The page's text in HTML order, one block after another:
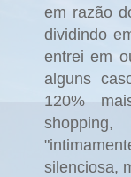
em razão
dividindo
entrei em
alguns
120%
silenciosa,